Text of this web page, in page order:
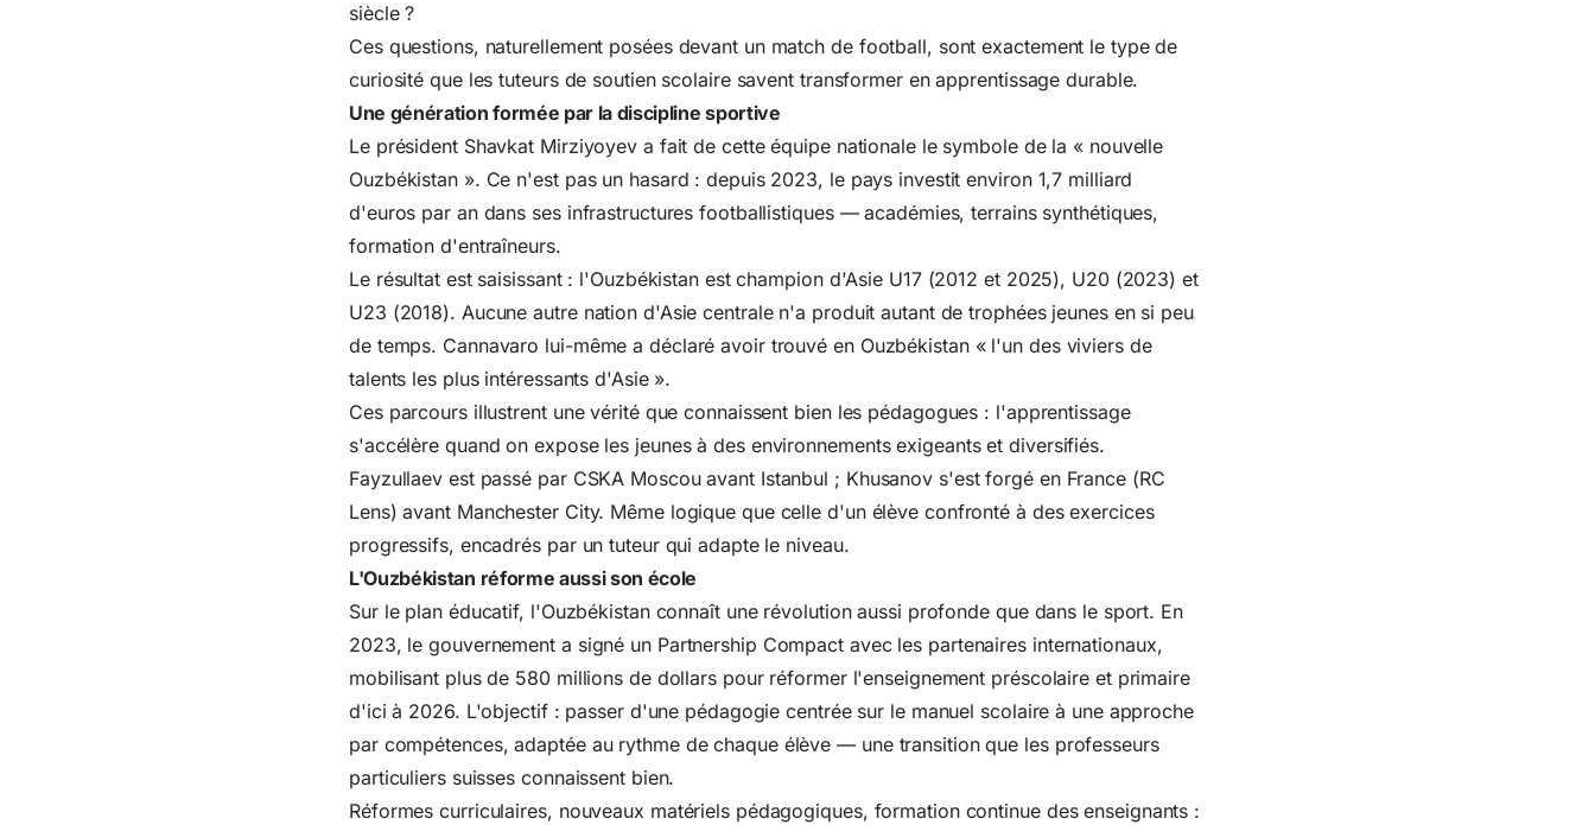
siècle ?
Ces questions, naturellement posées devant un match de football, sont exactement le type de
curiosité que les tuteurs de soutien scolaire savent transformer en apprentissage durable.
Une génération formée par la discipline sportive
Le président Shavkat Mirziyoyev a fait de cette équipe nationale le symbole de la « nouvelle
Ouzbékistan ». Ce n'est pas un hasard : depuis 2023, le pays investit environ 1,7 milliard
d'euros par an dans ses infrastructures footballistiques — académies, terrains synthétiques,
formation d'entraîneurs.
Le résultat est saisissant : l'Ouzbékistan est champion d'Asie U17 (2012 et 2025), U20 (2023) et
U23 (2018). Aucune autre nation d'Asie centrale n'a produit autant de trophées jeunes en si peu
de temps. Cannavaro lui-même a déclaré avoir trouvé en Ouzbékistan « l'un des viviers de
talents les plus intéressants d'Asie ».
Ces parcours illustrent une vérité que connaissent bien les pédagogues : l'apprentissage
s'accélère quand on expose les jeunes à des environnements exigeants et diversifiés.
Fayzullaev est passé par CSKA Moscou avant Istanbul ; Khusanov s'est forgé en France (RC
Lens) avant Manchester City. Même logique que celle d'un élève confronté à des exercices
progressifs, encadrés par un tuteur qui adapte le niveau.
L'Ouzbékistan réforme aussi son école
Sur le plan éducatif, l'Ouzbékistan connaît une révolution aussi profonde que dans le sport. En
2023, le gouvernement a signé un Partnership Compact avec les partenaires internationaux,
mobilisant plus de 580 millions de dollars pour réformer l'enseignement préscolaire et primaire
d'ici à 2026. L'objectif : passer d'une pédagogie centrée sur le manuel scolaire à une approche
par compétences, adaptée au rythme de chaque élève — une transition que les professeurs
particuliers suisses connaissent bien.
Réformes curriculaires, nouveaux matériels pédagogiques, formation continue des enseignants :